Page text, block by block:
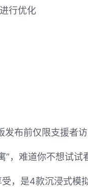
行优化
布前仅限支援者访
”，难道你不想试试
，是4款沉浸式模